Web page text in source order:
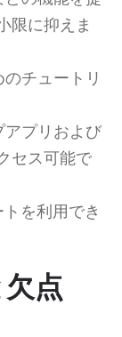
限に抑えま
チュートリ
アプリおよび
セス可能で
を利用でき
点